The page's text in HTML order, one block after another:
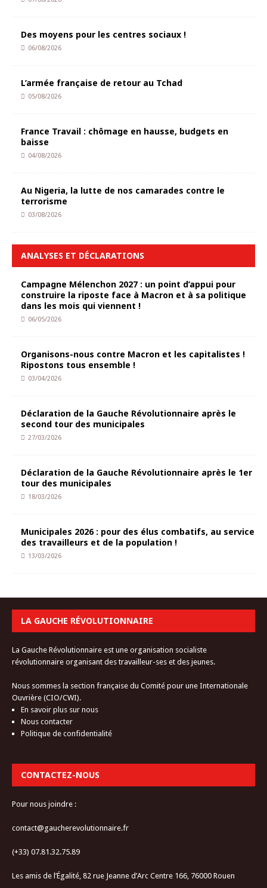
Des moyens pour les centres sociaux !
06/08/2026
L’armée française de retour au Tchad
05/08/2026
France Travail : chômage en hausse, budgets en
baisse
04/08/2026
Au Nigeria, la lutte de nos camarades contre le
terrorisme
03/08/2026
ANALYSES ET DÉCLARATIONS
Campagne Mélenchon 2027 : un point d’appui pour
construire la riposte face à Macron et à sa politique
dans les mois qui viennent !
06/05/2026
Organisons-nous contre Macron et les capitalistes !
Ripostons tous ensemble !
03/04/2026
Déclaration de la Gauche Révolutionnaire après le
second tour des municipales
27/03/2026
Déclaration de la Gauche Révolutionnaire après le 1er
tour des municipales
18/03/2026
Municipales 2026 : pour des élus combatifs, au service
des travailleurs et de la population !
13/03/2026
LA GAUCHE RÉVOLUTIONNAIRE
La Gauche Révolutionnaire est une organisation socialiste
révolutionnaire organisant des travailleur-ses et des jeunes.
Nous sommes la section française du Comité pour une Internationale
Ouvrière (CIO/CWI).
En savoir plus sur nous
Nous contacter
Politique de confidentialité
CONTACTEZ-NOUS
Pour nous joindre :
contact@gaucherevolutionnaire.fr
(+33) 07.81.32.75.89
Les amis de l’Égalité, 82 rue Jeanne d’Arc Centre 166, 76000 Rouen